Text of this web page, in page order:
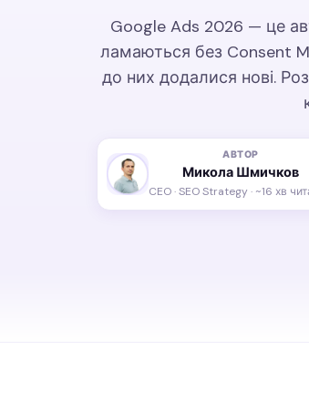
Google Ads 2026 — це
ламаються без Consent
до них додалися нові.
АВТОР
Микола Шмичков
CEO · SEO Strategy · ~16 хв